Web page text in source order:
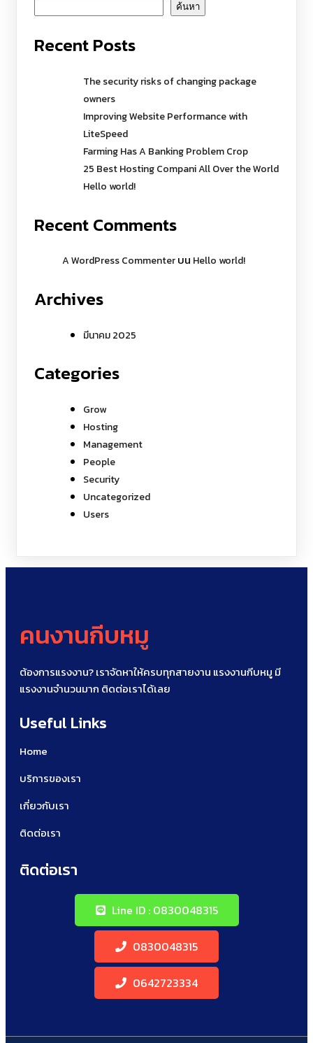
ค้นหา
Recent Posts
The security risks of changing package
owners
Improving Website Performance with
LiteSpeed
Farming Has A Banking Problem Crop
25 Best Hosting Compani All Over the World
Hello world!
Recent Comments
A WordPress Commenterบน Hello world!
Archives
มีนาคม 2025
Categories
Grow
Hosting
Management
People
Security
Uncategorized
Users
คนงานกีบหมู
ต้องการแรงงาน? เราจัดหาให้ครบทุกสายงาน แรงงานกีบหมู มี
แรงงานจำนวนมาก ติดต่อเราได้เลย
Useful Links
Home
บริการของเรา
เกี่ยวกับเรา
ติดต่อเรา
ติดต่อเรา
Line ID : 0830048315
0830048315
0642723334